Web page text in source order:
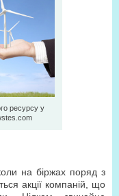
ресурсу у
на біржах поряд з
акції компаній, що